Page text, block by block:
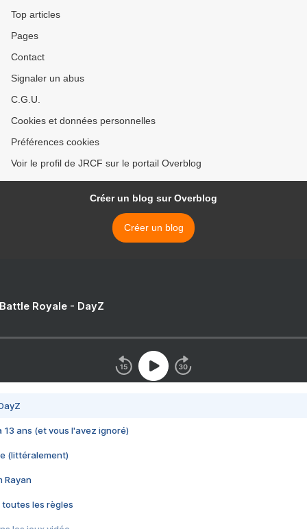
Top articles
Pages
Contact
Signaler un abus
C.G.U.
Cookies et données personnelles
Préférences cookies
Voir le profil de JRCF sur le portail Overblog
Créer un blog sur Overblog
Créer un blog
Royale - DayZ
13 ans (et vous l'avez ignoré)
(littéralement)
Rayan
toutes les règles